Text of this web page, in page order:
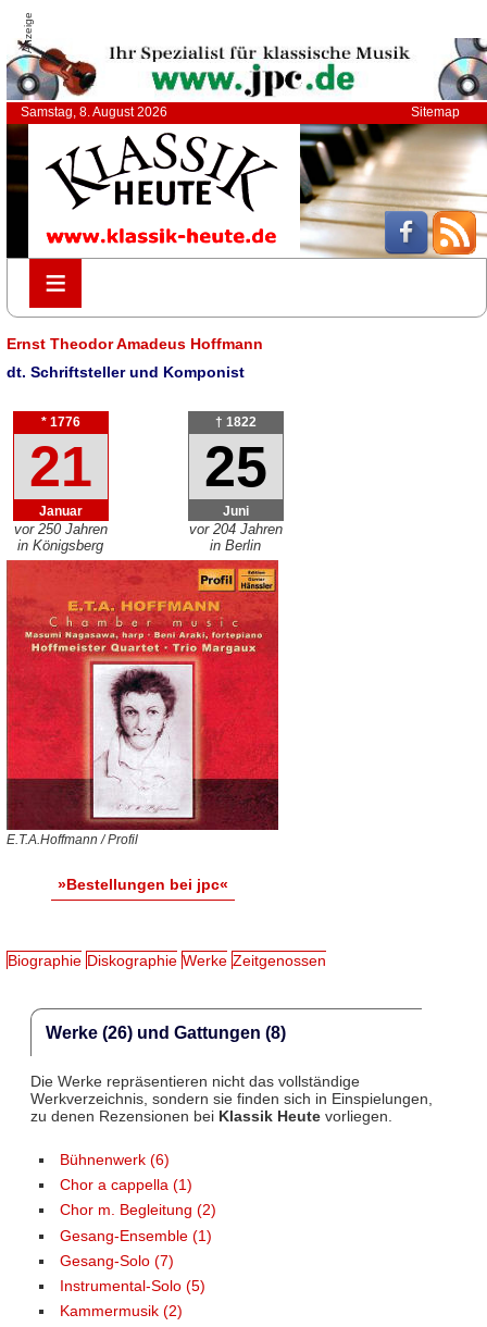
Anzeige
Samstag, 8. August 2026 Sitemap
≡
≡
Ernst Theodor Amadeus Hoffmann
dt. Schriftsteller und Komponist
* 1776
21
Januar
vor 250 Jahren
in Königsberg
† 1822
25
Juni
vor 204 Jahren
in Berlin
E.T.A.Hoffmann / Profil
»Bestellungen bei jpc«
Biographie Diskographie Werke Zeitgenossen
Werke (26) und Gattungen (8)
Die Werke repräsentieren nicht das vollständige
Werkverzeichnis, sondern sie finden sich in Einspielungen,
zu denen Rezensionen bei Klassik Heutevorliegen.
Bühnenwerk (6)
Chor a cappella (1)
Chor m. Begleitung (2)
Gesang-Ensemble (1)
Gesang-Solo (7)
Instrumental-Solo (5)
Kammermusik (2)